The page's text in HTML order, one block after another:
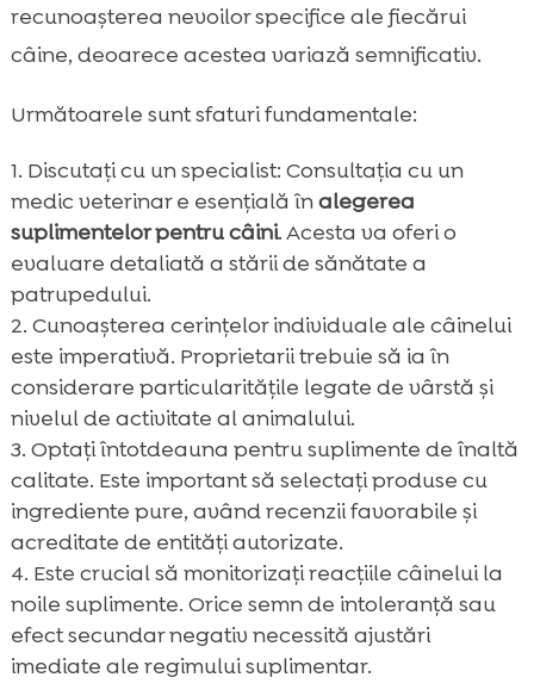
recunoașterea nevoilor specifice ale fiecărui
câine, deoarece acestea variază semnificativ.
Următoarele sunt sfaturi fundamentale:
Discutați cu un specialist: Consultația cu un
medic veterinar e esențială înalegerea
suplimentelor pentru câini. Acesta va oferi o
evaluare detaliată a stării de sănătate a
patrupedului.
Cunoașterea cerințelor individuale ale câinelui
este imperativă. Proprietarii trebuie să ia în
considerare particularitățile legate de vârstă și
nivelul de activitate al animalului.
Optați întotdeauna pentru suplimente de înaltă
calitate. Este important să selectați produse cu
ingrediente pure, având recenzii favorabile și
acreditate de entități autorizate.
Este crucial să monitorizați reacțiile câinelui la
noile suplimente. Orice semn de intoleranță sau
efect secundar negativ necessită ajustări
imediate ale regimului suplimentar.